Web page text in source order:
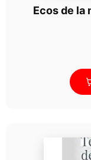
Ecos de la